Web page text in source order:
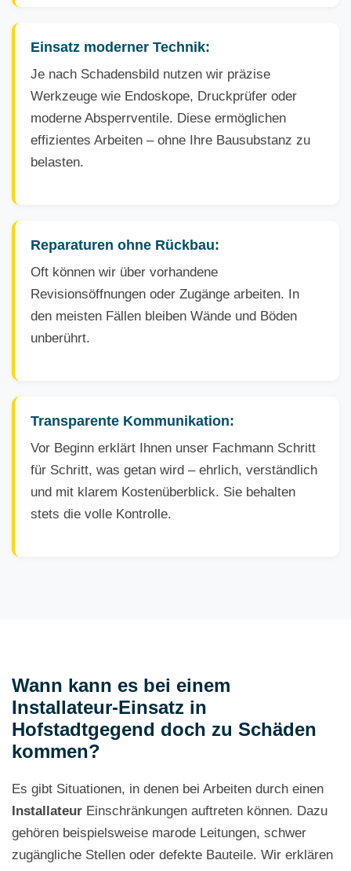
Einsatz moderner Technik:
Je nach Schadensbild nutzen wir präzise
Werkzeuge wie Endoskope, Druckprüfer oder
moderne Absperrventile. Diese ermöglichen
effizientes Arbeiten – ohne Ihre Bausubstanz zu
belasten.
Reparaturen ohne Rückbau:
Oft können wir über vorhandene
Revisionsöffnungen oder Zugänge arbeiten. In
den meisten Fällen bleiben Wände und Böden
unberührt.
Transparente Kommunikation:
Vor Beginn erklärt Ihnen unser Fachmann Schritt
für Schritt, was getan wird – ehrlich, verständlich
und mit klarem Kostenüberblick. Sie behalten
stets die volle Kontrolle.
Wann kann es bei einem
Installateur-Einsatz in
Hofstadtgegend doch zu Schäden
kommen?
Es gibt Situationen, in denen bei Arbeiten durch einen
Installateur Einschränkungen auftreten können. Dazu
gehören beispielsweise marode Leitungen, schwer
zugängliche Stellen oder defekte Bauteile. Wir erklären